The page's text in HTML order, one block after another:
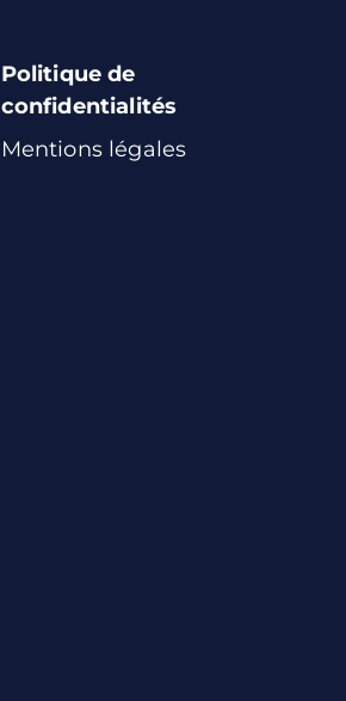
Politique de
confidentialités
Mentions légales